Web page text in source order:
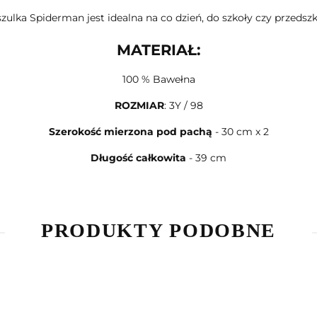
Spiderman jest idealna na co dzień, do szkoły czy
MATERIAŁ:
100 % Bawełna
ROZMIAR: 3Y / 98
Szerokość mierzona pod pachą - 30 cm x 2
Długość całkowita - 39 cm
PRODUKTY PODOBNE